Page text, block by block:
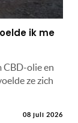
ik me
CBD-olie en
ze zich
08 juli 2026